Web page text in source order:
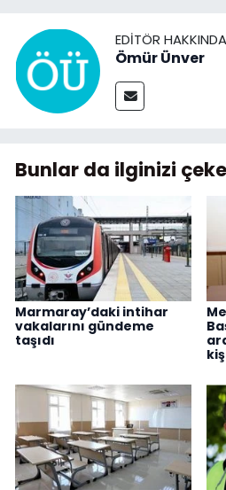
EDITÖR HAKKINDA
Ömür Ünver
Bunlar da ilginizi
Marmaray’daki intihar
vakalarını gündeme
taşıdı